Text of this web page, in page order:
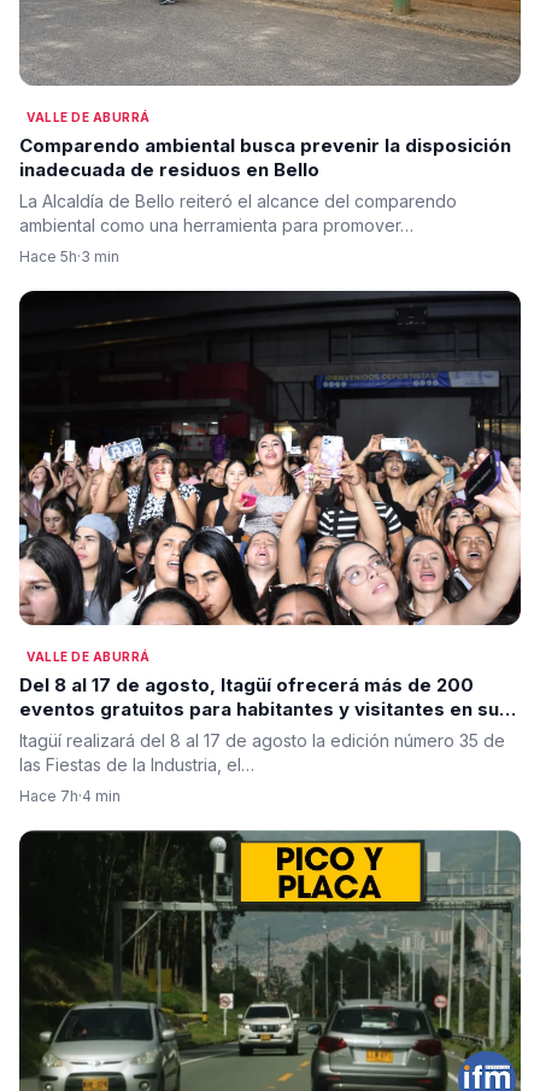
VALLE DE ABURRÁ
Comparendo ambiental busca prevenir la disposición
inadecuada de residuos en Bello
La Alcaldía de Bello reiteró el alcance del comparendo
ambiental como una herramienta para promover…
Hace 5h·3 min
VALLE DE ABURRÁ
Del 8 al 17 de agosto, Itagüí ofrecerá más de 200
eventos gratuitos para habitantes y visitantes en sus
tradicionales fiestas
Itagüí realizará del 8 al 17 de agosto la edición número 35 de
las Fiestas de la Industria, el…
Hace 7h·4 min